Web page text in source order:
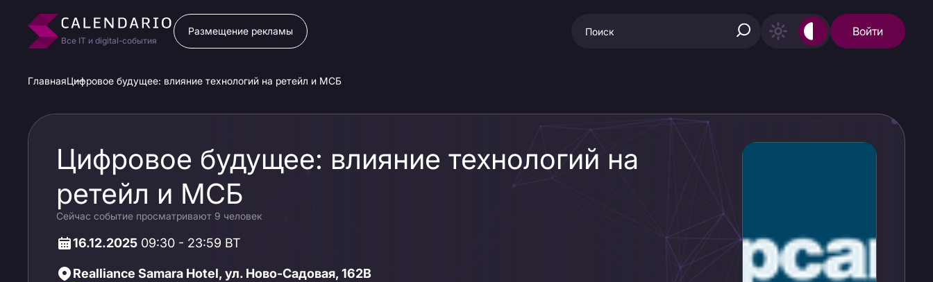
Все IT и digital-события
Размещение рекламы Войти
ГлавнаяЦифровое будущее: влияние технологий на ретейл и МСБ
Цифровое будущее: влияние технологий на
ретейл и МСБ
Сейчас событие просматривают 9 человек
16.12.2025 09:30 - 23:59 ВТ
Realliance Samara Hotel, ул. Ново-Садовая, 162В